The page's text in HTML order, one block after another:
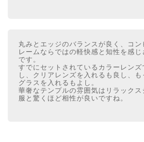
丸みとエッジのバランスが良く、コン
レームならではの軽快感と知性を感じ
です。
すでにセットされているカラーレンズ
し、クリアレンズを入れるも良し、
グラスを入れるもよし。
華奢なテンプルの雰囲気はリラック
服と驚くほど相性が良いですね。